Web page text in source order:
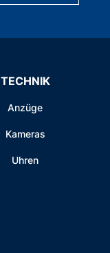
TECHNIK
Anzüge
Kameras
Uhren